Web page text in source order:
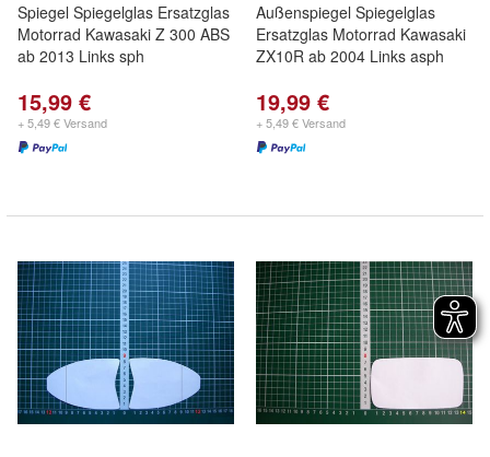
Spiegel Spiegelglas Ersatzglas
Motorrad Kawasaki Z 300 ABS
ab 2013 Links sph
15,99 €
+ 5,49 € Versand
Außenspiegel Spiegelglas
Ersatzglas Motorrad Kawasaki
ZX10R ab 2004 Links asph
19,99 €
+ 5,49 € Versand